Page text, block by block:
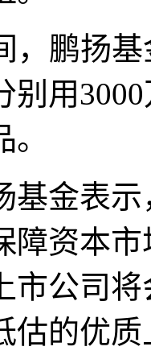
鹏扬基
别用
金表示
障资本
市公司
估的优